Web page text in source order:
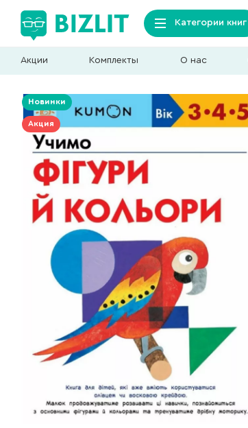
Категории книг
Акции Комплекты О нас
Новинки
Акция